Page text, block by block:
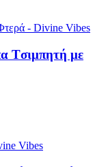
Tσιμπητή με